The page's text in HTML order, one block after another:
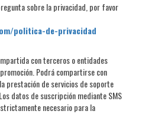
sobre la privacidad, por favor
politica-de-privacidad
con terceros o entidades
Podrá compartirse con
prestación de servicios de soporte
datos de suscripción mediante SMS
necesario para la